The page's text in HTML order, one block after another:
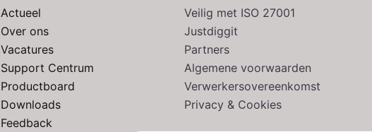
Actueel
Over ons
Vacatures
Support Centrum
Productboard
Downloads
Feedback
Veilig met ISO 27001
Justdiggit
Partners
Algemene voorwaarden
Verwerkersovereenkomst
Privacy & Cookies